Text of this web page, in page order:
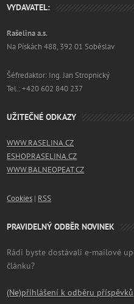
VYDAVATEL:
Rašelina a.s.
Na Pískách 488, 392 01 Soběslav
Šéfredaktor: Ing. Jan Stropnický
Tel.: +420 602 840 237
UŽITEČNÉ ODKAZY
WWW.RASELINA.CZ
ESHOP.RASELINA.CZ
WWW.BALNEOPEAT.CZ
Cookies | RSS
PRAVIDELNÝ ODBĚR NOVINEK
Rádi byste dostávali e-mailové
článku?
(Ne)přihlášení k odběru příspěvků